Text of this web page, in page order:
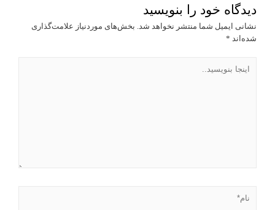
دیدگاه‌ خود را بنویسید
نشانی ایمیل شما منتشر نخواهد شد. بخش‌های موردنیاز علامت‌گذاری
شده‌اند *